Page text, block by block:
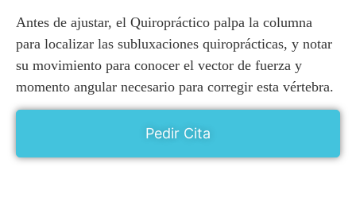
Antes de ajustar, el Quiropráctico palpa la columna
para localizar las subluxaciones quiroprácticas, y notar
su movimiento para conocer el vector de fuerza y
momento angular necesario para corregir esta vértebra.
Pedir Cita